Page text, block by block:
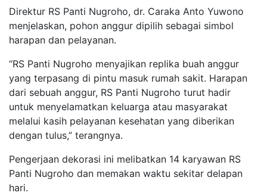
Direktur RS Panti Nugroho, dr. Caraka Anto Yuwono
menjelaskan, pohon anggur dipilih sebagai simbol
harapan dan pelayanan.
“RS Panti Nugroho menyajikan replika buah anggur
yang terpasang di pintu masuk rumah sakit. Harapan
dari sebuah anggur, RS Panti Nugroho turut hadir
untuk menyelamatkan keluarga atau masyarakat
melalui kasih pelayanan kesehatan yang diberikan
dengan tulus,” terangnya.
Pengerjaan dekorasi ini melibatkan 14 karyawan RS
Panti Nugroho dan memakan waktu sekitar delapan
hari.